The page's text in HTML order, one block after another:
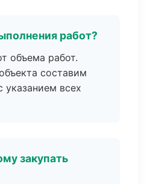
работ?
объема работ.
составим
указанием всех
закупать